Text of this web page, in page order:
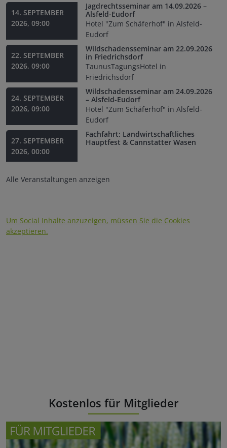
Arbeitskreis Industrie-Landwirtschaft Hessen e. V.
14. SEPTEMBER
2026, 09:00
Jagdrechtsseminar am 14.09.2026 –
Alsfeld-Eudorf
Hotel "Zum Schäferhof" in Alsfeld-
Eudorf
22. SEPTEMBER
2026, 09:00
Wildschadensseminar am 22.09.2026
in Friedrichsdorf
TaunusTagungsHotel in
Friedrichsdorf
24. SEPTEMBER
2026, 09:00
Wildschadensseminar am 24.09.2026
– Alsfeld-Eudorf
Hotel "Zum Schäferhof" in Alsfeld-
Eudorf
27. SEPTEMBER
2026, 00:00
Fachfahrt: Landwirtschaftliches
Hauptfest & Cannstatter Wasen
Alle Veranstaltungen anzeigen
Um Social Inhalte anzuzeigen, müssen Sie die Cookies
akzeptieren.
Kostenlos für Mitglieder